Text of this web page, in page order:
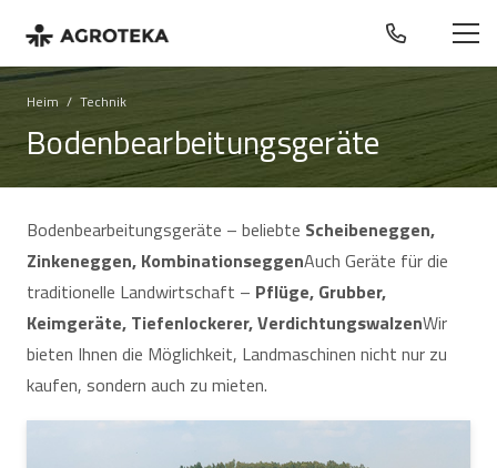
Heim / Technik
Bodenbearbeitungsgeräte
Bodenbearbeitungsgeräte – beliebte Scheibeneggen,
Zinkeneggen, KombinationseggenAuch Geräte für die
traditionelle Landwirtschaft – Pflüge, Grubber,
Keimgeräte, Tiefenlockerer, VerdichtungswalzenWir
bieten Ihnen die Möglichkeit, Landmaschinen nicht nur zu
kaufen, sondern auch zu mieten.